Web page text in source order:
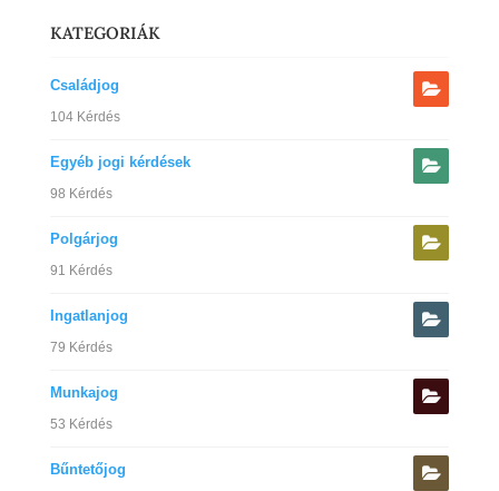
KATEGORIÁK
Családjog
104 Kérdés
Egyéb jogi kérdések
98 Kérdés
Polgárjog
91 Kérdés
Ingatlanjog
79 Kérdés
Munkajog
53 Kérdés
Bűntetőjog